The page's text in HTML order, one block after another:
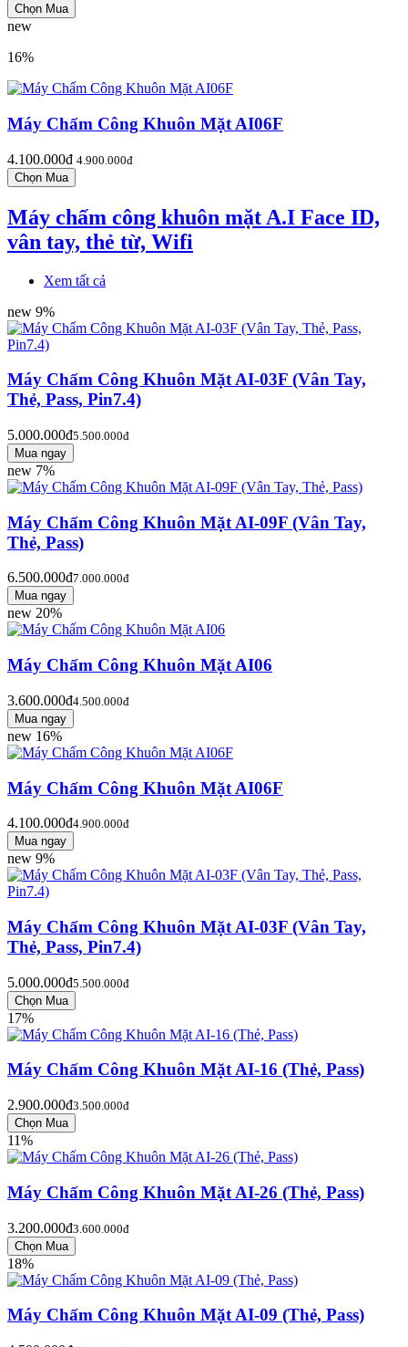
new
16%
Máy Chấm Công Khuôn Mặt AI06F
4.100.000đ 4.900.000đ
Máy chấm công khuôn mặt A.I Face ID,
vân tay, thẻ từ, Wifi
Xem tất cả
new 9%
Máy Chấm Công Khuôn Mặt AI-03F (Vân Tay,
Thẻ, Pass, Pin7.4)
5.000.000đ5.500.000đ
new 7%
Máy Chấm Công Khuôn Mặt AI-09F (Vân Tay,
Thẻ, Pass)
6.500.000đ7.000.000đ
new 20%
Máy Chấm Công Khuôn Mặt AI06
3.600.000đ4.500.000đ
new 16%
Máy Chấm Công Khuôn Mặt AI06F
4.100.000đ4.900.000đ
new 9%
Máy Chấm Công Khuôn Mặt AI-03F (Vân Tay,
Thẻ, Pass, Pin7.4)
5.000.000đ5.500.000đ
17%
Máy Chấm Công Khuôn Mặt AI-16 (Thẻ, Pass)
2.900.000đ3.500.000đ
11%
Máy Chấm Công Khuôn Mặt AI-26 (Thẻ, Pass)
3.200.000đ3.600.000đ
18%
Máy Chấm Công Khuôn Mặt AI-09 (Thẻ, Pass)